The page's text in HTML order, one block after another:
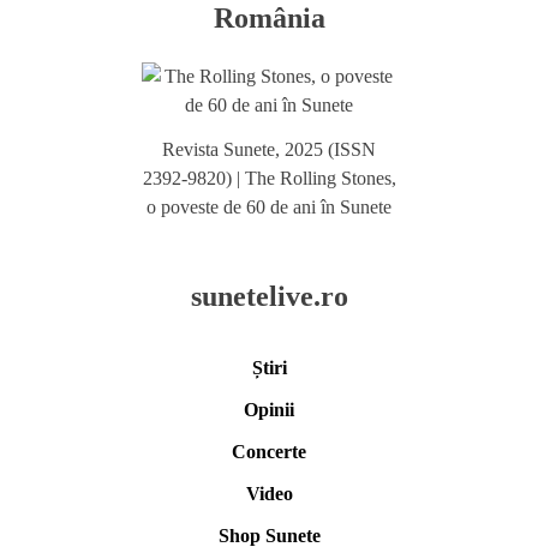
România
Revista Sunete, 2025 (ISSN
2392-9820) | The Rolling Stones,
o poveste de 60 de ani în Sunete
sunetelive.ro
Știri
Opinii
Concerte
Video
Shop Sunete